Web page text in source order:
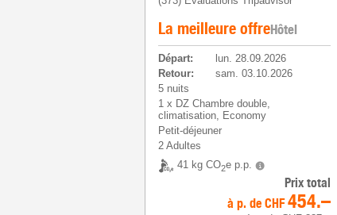
La meilleure offreHôtel
Départ:
lun. 28.09.2026
Retour:
sam. 03.10.2026
5 nuits
1 x DZ Chambre double,
climatisation, Economy
Petit-déjeuner
2 Adultes
41 kg CO2e p.p.
Prix total
à p. de CHF 454.–